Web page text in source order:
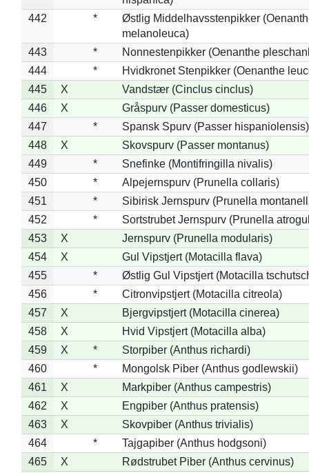
442
*
Østlig Middelhavsstenpikker
melanoleuca)
443
*
Nonnestenpikker (Oenanthe
444
*
Hvidkronet Stenpikker (Oenanthe
445
X
Vandstær (Cinclus cinclus)
446
X
Gråspurv (Passer domesticus)
447
*
Spansk Spurv (Passer hispaniolensis)
448
X
Skovspurv (Passer montanus)
449
*
Snefinke (Montifringilla nivalis)
450
*
Alpejernspurv (Prunella collaris)
451
*
Sibirisk Jernspurv (Prunella
452
*
Sortstrubet Jernspurv (Prunella
453
X
Jernspurv (Prunella modularis)
454
X
Gul Vipstjert (Motacilla flava)
455
*
Østlig Gul Vipstjert (Motacilla
456
*
Citronvipstjert (Motacilla citreola)
457
X
Bjergvipstjert (Motacilla cinerea)
458
X
Hvid Vipstjert (Motacilla alba)
459
X *
Storpiber (Anthus richardi)
460
*
Mongolsk Piber (Anthus godlewskii)
461
X
Markpiber (Anthus campestris)
462
X
Engpiber (Anthus pratensis)
463
X
Skovpiber (Anthus trivialis)
464
*
Tajgapiber (Anthus hodgsoni)
465
X
Rødstrubet Piber (Anthus cervinus)